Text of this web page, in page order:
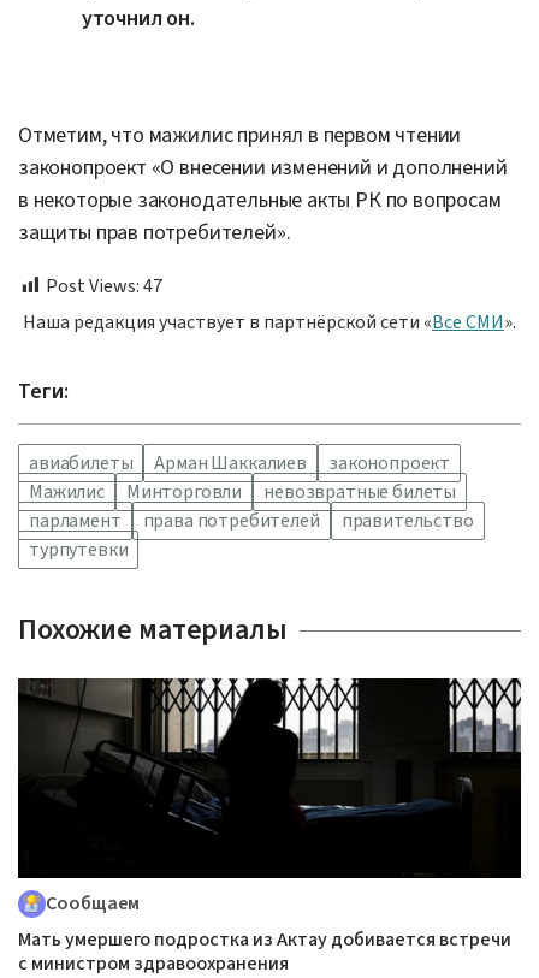
уточнил он.
Отметим, что мажилис принял в первом чтении
законопроект «О внесении изменений и дополнений
в некоторые законодательные акты РК по вопросам
защиты прав потребителей».
Post Views:47
Наша редакция участвует в партнёрской сети «Все СМИ».
Теги:
авиабилеты Арман Шаккалиев
законопроект
Мажилис
Минторговли
невозвратные билеты
парламент
права потребителей
правительство
турпутевки
Похожие материалы
Сообщаем
Мать умершего подростка из Актау добивается встречи
с министром здравоохранения